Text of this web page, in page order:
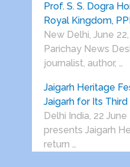
Prof. S. S. Dogra
Royal Kingdom,
New Delhi, June
Parichay News
journalist, author, …
Jaigarh Heritage
Jaigarh for Its Third
Delhi India, 22
presents Jaigarh
return …